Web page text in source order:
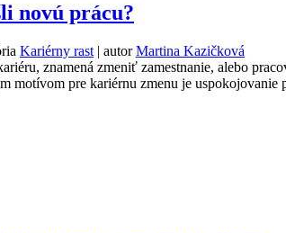
novú prácu?
Kariérny rast | autor Martina Kazičková
znamená zmeniť zamestnanie, alebo
motívom pre kariérnu zmenu je